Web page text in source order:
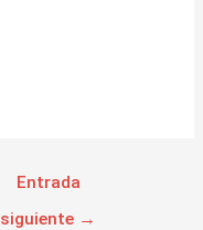
Entrada
siguiente →